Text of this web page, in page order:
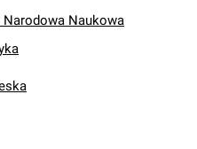
Narodowa Naukowa